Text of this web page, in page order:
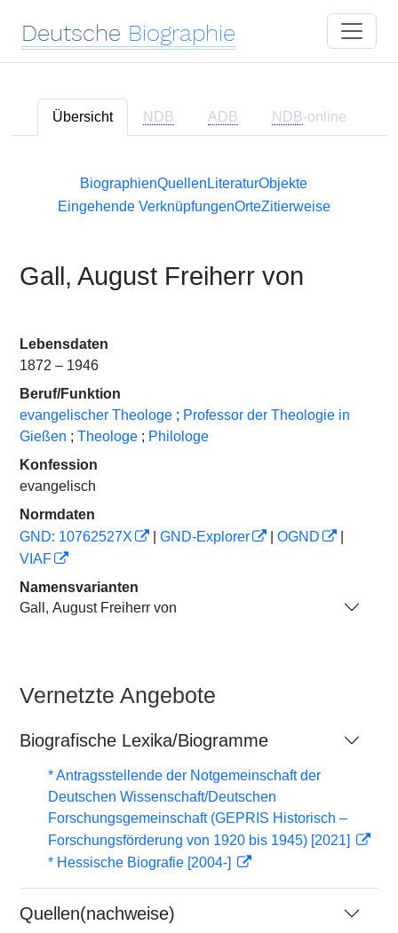
Deutsche Biographie
Übersicht NDB ADB NDB-online
BiographienQuellen LiteraturObjekte
Eingehende VerknüpfungenOrteZitierweise
Gall, August Freiherr von
Lebensdaten
1872 – 1946
Beruf/Funktion
evangelischer Theologe ; Professor der Theologie in
Gießen ; Theologe ; Philologe
Konfession
evangelisch
Normdaten
GND: 10762527X
GND-Explorer OGND
VIAF
Namensvarianten
Gall, August Freiherr von
Vernetzte Angebote
Biografische Lexika/Biogramme
* Antragsstellende der Notgemeinschaft der
Deutschen Wissenschaft/Deutschen
Forschungsgemeinschaft (GEPRIS Historisch –
Forschungsförderung von 1920 bis 1945) [2021]
* Hessische Biografie [2004-]
Quellen(nachweise)